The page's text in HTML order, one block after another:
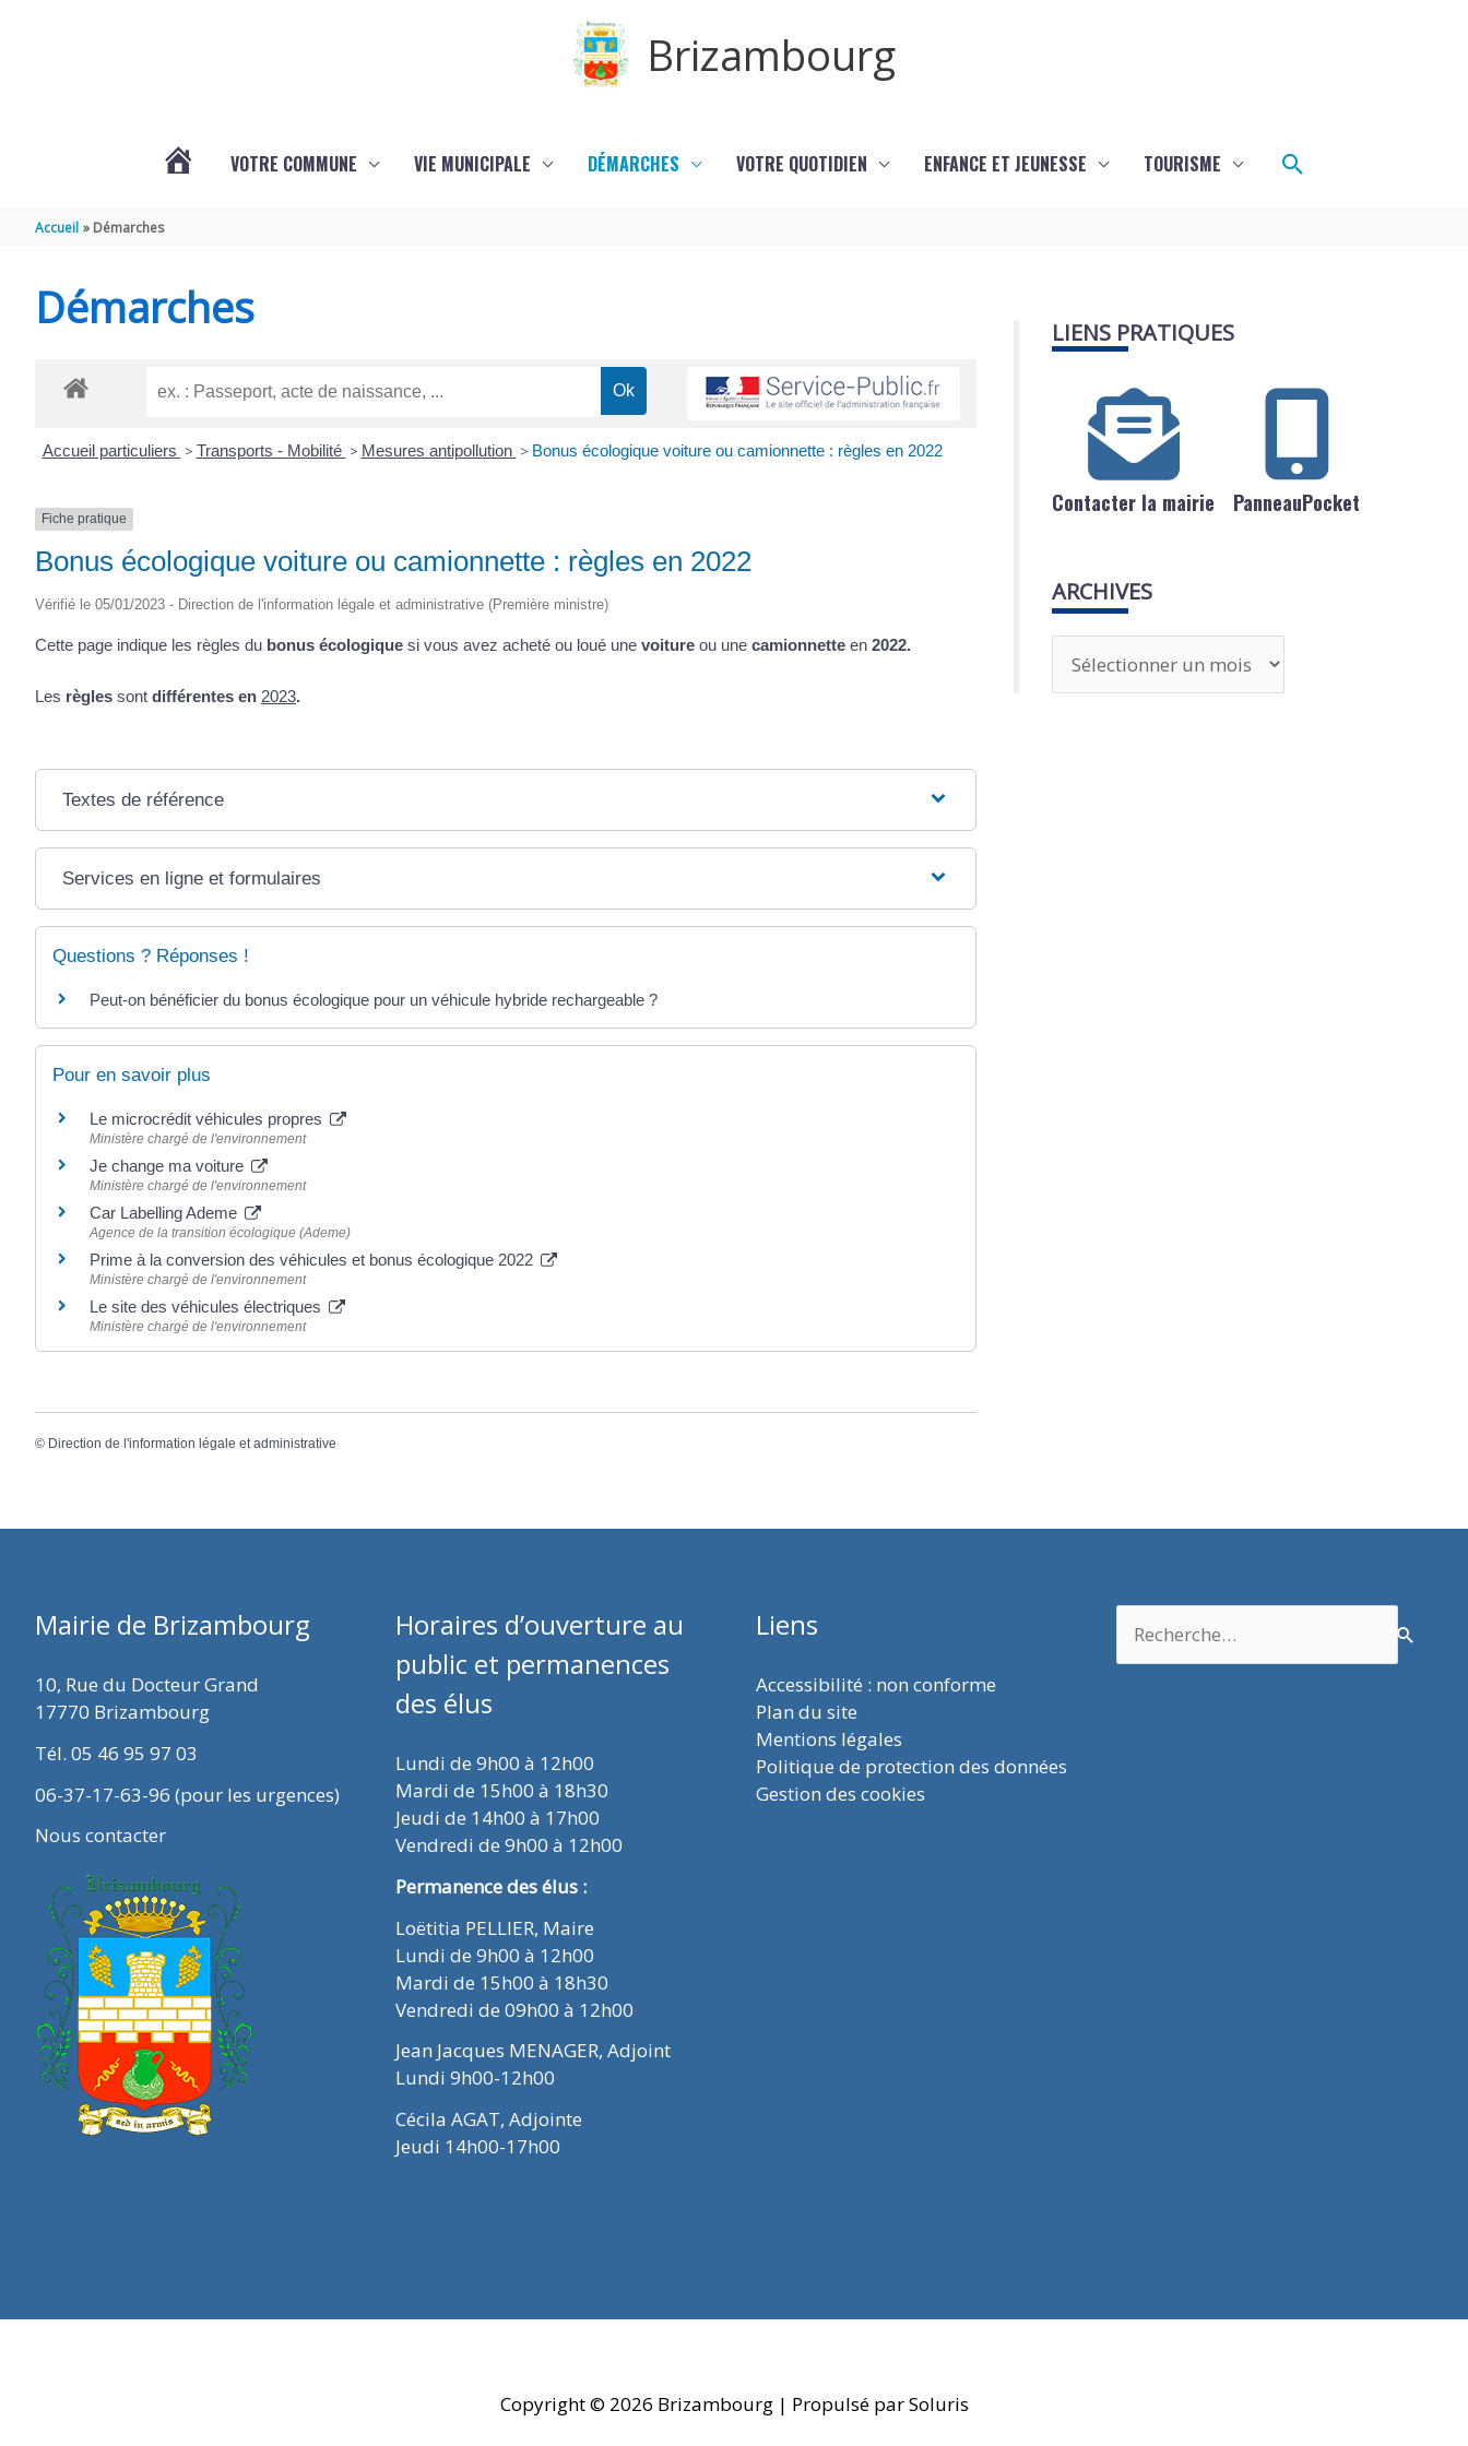
Brizambourg
VOTRE COMMUNE VIE MUNICIPALE DÉMARCHES VOTRE QUOTIDIEN ENFANCE ET JEUNESSE TOURISME Rechercher
Accueil Démarches
Démarches
Accueil particuliers > Transports - Mobilité > Mesures antipollution > Bonus écologique voiture ou camionnette : règles en 2022
Fiche pratique
Bonus écologique voiture ou camionnette : règles en 2022
Vérifié le 05/01/2023 - Direction de l'information légale et administrative (Première ministre)
Cette page indique les règles du bonus écologique si vous avez acheté ou loué une voiture ou une camionnette en 2022.
Les règles sont différentes en 2023.
Textes de référence
Services en ligne et formulaires
Questions ? Réponses !
Peut-on bénéficier du bonus écologique pour un véhicule hybride rechargeable ?
Pour en savoir plus
Le microcrédit véhicules propres
Ministère chargé de l'environnement
Je change ma voiture
Ministère chargé de l'environnement
Car Labelling Ademe
Agence de la transition écologique (Ademe)
Prime à la conversion des véhicules et bonus écologique 2022
Ministère chargé de l'environnement
Le site des véhicules électriques
Ministère chargé de l'environnement
© Direction de l'information légale et administrative
LIENS PRATIQUES
Contacter la mairie PanneauPocket
ARCHIVES
r
Mairie de Brizambourg
10, Rue du Docteur Grand
17770 Brizambourg
Tél. 05 46 95 97 03
06-37-17-63-96 (pour les urgences)
Nous contacter
Horaires d’ouverture au
public et permanences
des élus
Lundi de 9h00 à 12h00
Mardi de 15h00 à 18h30
Jeudi de 14h00 à 17h00
Vendredi de 9h00 à 12h00
Permanence des élus :
Loëtitia PELLIER, Maire
Lundi de 9h00 à 12h00
Mardi de 15h00 à 18h30
Vendredi de 09h00 à 12h00
Jean Jacques MENAGER, Adjoint
Lundi 9h00-12h00
Cécila AGAT, Adjointe
Jeudi 14h00-17h00
Liens
Accessibilité : non conforme
Plan du site
Mentions légales
Politique de protection des données
Gestion des cookies
Copyright © 2026 Brizambourg| Propulsé par Soluris